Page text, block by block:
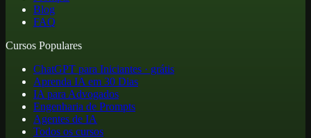
Blog
FAQ
Cursos Populares
ChatGPT para Iniciantes · grátis
Aprenda IA em 30 Dias
IA para Advogados
Engenharia de Prompts
Agentes de IA
Todos os cursos